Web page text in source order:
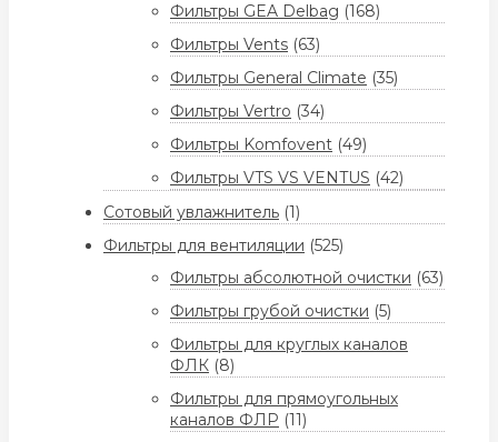
Фильтры GEA Delbag (168)
Фильтры Vents (63)
Фильтры General Climate (35)
Фильтры Vertro (34)
Фильтры Komfovent (49)
Фильтры VTS VS VENTUS (42)
Сотовый увлажнитель (1)
Фильтры для вентиляции (525)
Фильтры абсолютной очистки (63)
Фильтры грубой очистки (5)
Фильтры для круглых каналов
ФЛК (8)
Фильтры для прямоугольных
каналов ФЛР (11)